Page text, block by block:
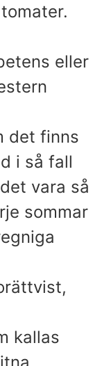
eller
det finns
i så fall
vara så
sommar
kallas